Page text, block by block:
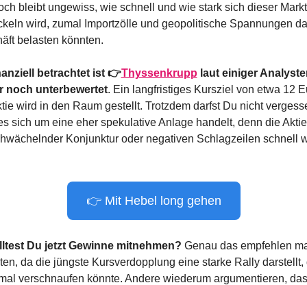
bleibt ungewiss, wie schnell und wie stark sich dieser Markt
wird, zumal Importzölle und geopolitische Spannungen
belasten könnten.
betrachtet ist 👉Thyssenkrupp laut einiger
noch unterbewertet. Ein langfristiges Kursziel von etwa 12
wird in den Raum gestellt. Trotzdem darfst Du nicht
sich um eine eher spekulative Anlage handelt, denn die
Konjunktur oder negativen Schlagzeilen schnell
👉 Mit Hebel long gehen
Du jetzt Gewinne mitnehmen? Genau das empfehlen
da die jüngste Kursverdopplung eine starke Rally darstellt,
verschnaufen könnte. Andere wiederum argumentieren,